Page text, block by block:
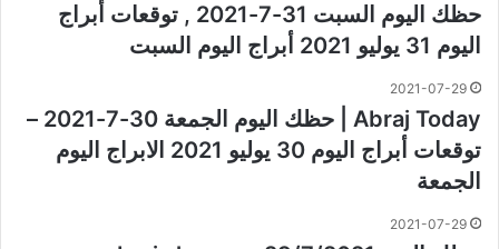
حظك اليوم السبت 31-7-2021 , توقعات أبراج
اليوم 31 يوليو 2021 أبراج اليوم السبت
2021-07-29
Abraj Today | حظك اليوم الجمعة 30-7-2021 –
توقعات أبراج اليوم 30 يوليو 2021 الابراج اليوم
الجمعة
2021-07-29